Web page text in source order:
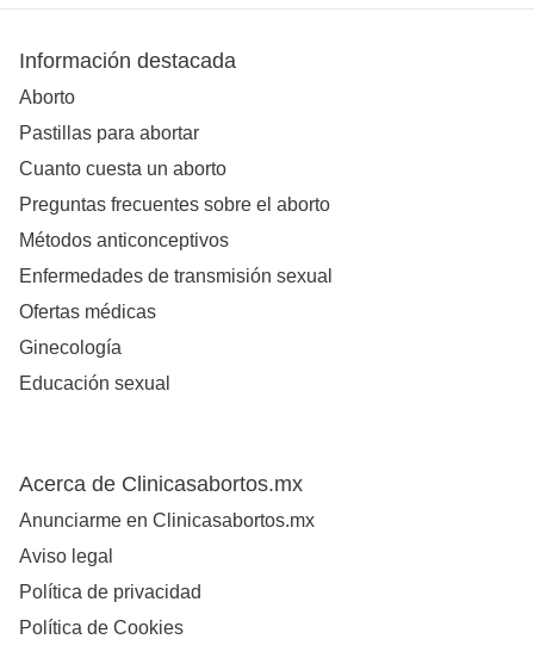
Información destacada
Aborto
Pastillas para abortar
Cuanto cuesta un aborto
Preguntas frecuentes sobre el aborto
Métodos anticonceptivos
Enfermedades de transmisión sexual
Ofertas médicas
Ginecología
Educación sexual
Acerca de Clinicasabortos.mx
Anunciarme en Clinicasabortos.mx
Aviso legal
Política de privacidad
Política de Cookies